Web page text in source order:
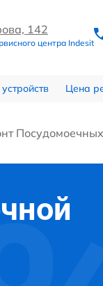
142
центра Indesit
Цена